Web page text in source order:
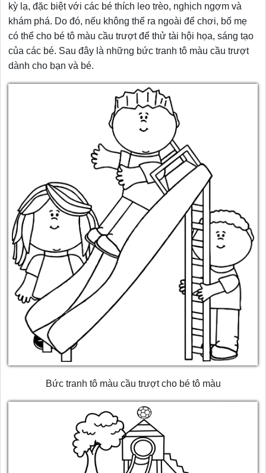
kỳ lạ, đặc biệt với các bé thích leo trèo, nghịch ngợm và
khám phá. Do đó, nếu không thể ra ngoài để chơi, bố mẹ
có thể cho bé tô màu cầu trượt để thử tài hội họa, sáng tạo
của các bé. Sau đây là những bức tranh tô màu cầu trượt
dành cho bạn và bé.
Bức tranh tô màu cầu trượt cho bé tô màu